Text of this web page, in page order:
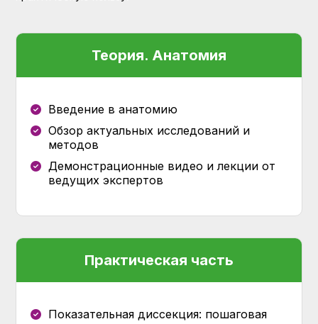
Теория. Анатомия
Введение в анатомию
Обзор актуальных исследований и
методов
Демонстрационные видео и лекции от
ведущих экспертов
Практическая часть
Показательная диссекция: пошаговая